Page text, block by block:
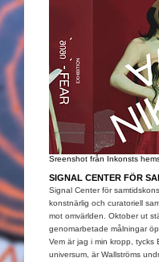
Sreenshot från Inkonsts
SIGNAL CENTER FÖR
Signal Center för
konstnärlig och curatoriell
mot omvärlden. Oktober ut
genomarbetade målningar
Vem är jag i min kropp, tycks
universum, är Wallströms